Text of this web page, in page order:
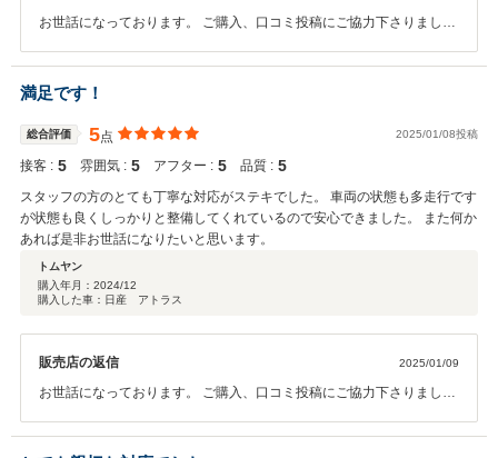
お世話になっております。 ご購入、口コミ投稿にご協力下さりまして
良かったです。 お褒めの言葉を頂き、スタッフ一同大変励みになりま
す。 また機会がございましたら、今後ともどうぞよろしくお願い致し
ます。
満足です！
総合評価 5点 2025/01/08投稿
接客 : 5 雰囲気 : 5 アフター : 5 品質 : 5
スタッフの方のとても丁寧な対応がステキでした。 車両の状態も多走行です
が状態も良くしっかりと整備してくれているので安心できました。 また何か
あれば是非お世話になりたいと思います。
トムヤン
購入年月： 2024/12
購入した車：日産 アトラス
販売店の返信 2025/01/09
お世話になっております。 ご購入、口コミ投稿にご協力下さりまして
になります。 ご納車後でも車両の整備の事など、気になることがござ